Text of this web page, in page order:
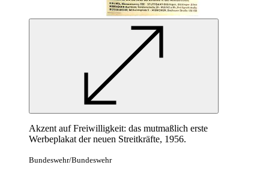
Akzent auf Freiwilligkeit: das mutmaßlich erste
Werbeplakat der neuen Streitkräfte, 1956.
Bundeswehr/Bundeswehr